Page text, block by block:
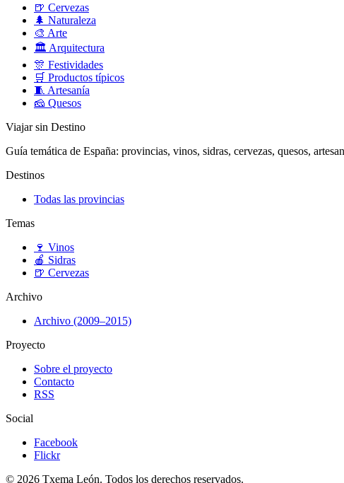
🍺 Cervezas
🌲 Naturaleza
🎨 Arte
🏛️ Arquitectura
🎊 Festividades
🛒 Productos típicos
🧵 Artesanía
🧀 Quesos
Viajar sin Destino
Guía temática de España: provincias, vinos, sidras, cervezas, quesos,
Destinos
Todas las provincias
Temas
🍷 Vinos
🍎 Sidras
🍺 Cervezas
Archivo
Archivo (2009–2015)
Proyecto
Sobre el proyecto
Contacto
RSS
Social
Facebook
Flickr
© 2026 Txema León. Todos los derechos reservados.